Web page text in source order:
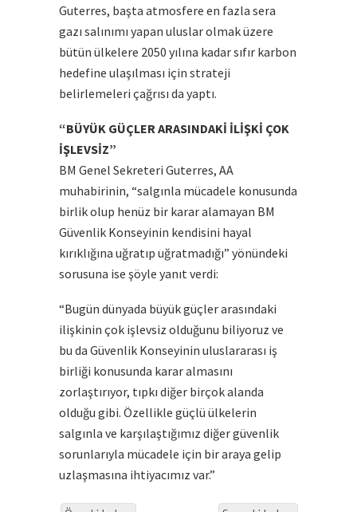
Guterres, başta atmosfere en fazla sera
gazı salınımı yapan uluslar olmak üzere
bütün ülkelere 2050 yılına kadar sıfır karbon
hedefine ulaşılması için strateji
belirlemeleri çağrısı da yaptı.
“BÜYÜK GÜÇLER ARASINDAKİ İLİŞKİ ÇOK
İŞLEVSİZ”
BM Genel Sekreteri Guterres, AA
muhabirinin, “salgınla mücadele konusunda
birlik olup henüz bir karar alamayan BM
Güvenlik Konseyinin kendisini hayal
kırıklığına uğratıp uğratmadığı” yönündeki
sorusuna ise şöyle yanıt verdi:
“Bugün dünyada büyük güçler arasındaki
ilişkinin çok işlevsiz olduğunu biliyoruz ve
bu da Güvenlik Konseyinin uluslararası iş
birliği konusunda karar almasını
zorlaştırıyor, tıpkı diğer birçok alanda
olduğu gibi. Özellikle güçlü ülkelerin
salgınla ve karşılaştığımız diğer güvenlik
sorunlarıyla mücadele için bir araya gelip
uzlaşmasına ihtiyacımız var.”